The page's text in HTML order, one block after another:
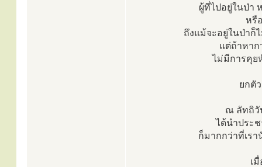
ผู้ที่ไปอยู่ในป่า
หรื
ถึงแม้จะอยู่ในป่าก็
แต่ถ้าหาก
ไม่มีการคุย
ยกตั
ณ ลัทถิวั
ได้นำประ
ก็มากกว่าที่เรา
เ